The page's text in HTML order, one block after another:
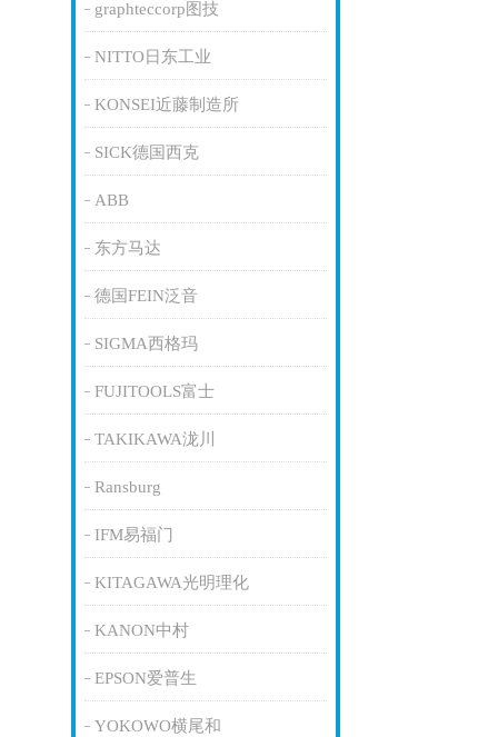
graphteccorp图技
NITTO日东工业
KONSEI近藤制造所
SICK德国西克
ABB
东方马达
德国FEIN泛音
SIGMA西格玛
FUJITOOLS富士
TAKIKAWA泷川
Ransburg
IFM易福门
KITAGAWA光明理化
KANON中村
EPSON爱普生
YOKOWO横尾和